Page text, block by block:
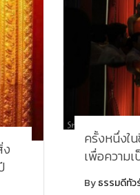
ครั้งหนึ่งใน
เพื่อความ
Byธรรมดีทัว